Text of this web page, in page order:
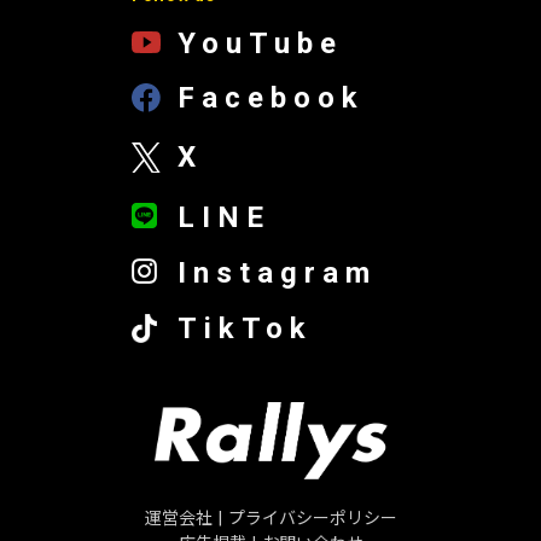
YouTube
Facebook
X
LINE
Instagram
TikTok
運営会社
プライバシーポリシー